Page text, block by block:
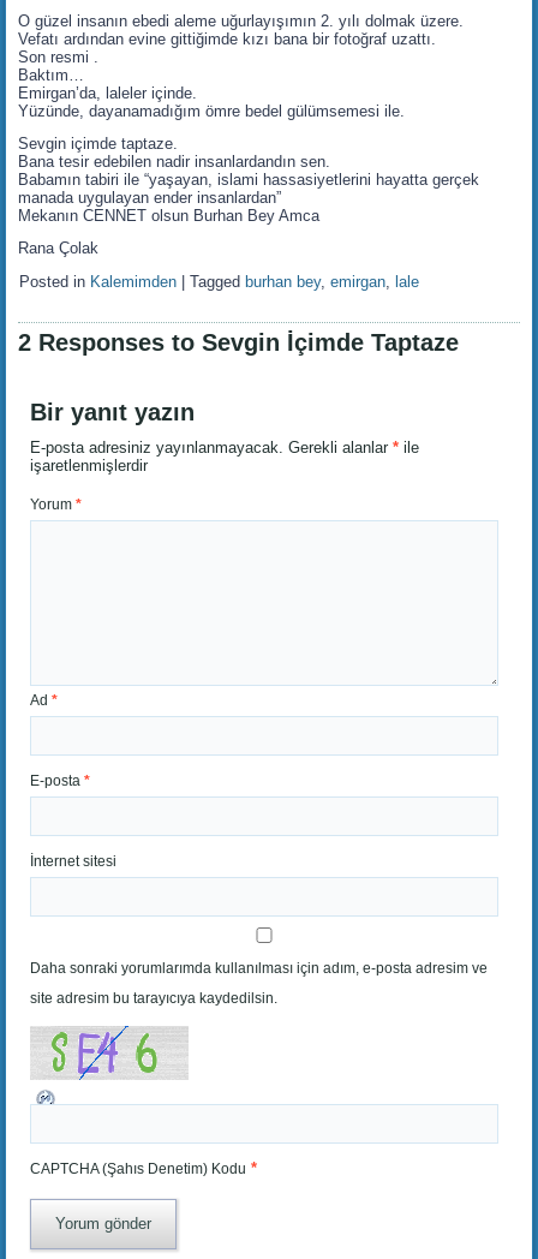
O güzel insanın ebedi aleme uğurlayışımın 2. yılı dolmak üzere.
Vefatı ardından evine gittiğimde kızı bana bir fotoğraf uzattı.
Son resmi .
Baktım…
Emirgan’da, laleler içinde.
Yüzünde, dayanamadığım ömre bedel gülümsemesi ile.
Sevgin içimde taptaze.
Bana tesir edebilen nadir insanlardandın sen.
Babamın tabiri ile “yaşayan, islami hassasiyetlerini hayatta gerçek
manada uygulayan ender insanlardan”
Mekanın CENNET olsun Burhan Bey Amca
Rana Çolak
Posted in Kalemimden |Tagged burhan bey,emirgan, lale
2 Responses to Sevgin İçimde Taptaze
Bir yanıt yazın
E-posta adresiniz yayınlanmayacak. Gerekli alanlar* ile
işaretlenmişlerdir
Yorum*
Ad*
E-posta*
İnternet sitesi
Daha sonraki yorumlarımda kullanılması için adım, e-posta adresim ve
site adresim bu tarayıcıya kaydedilsin.
CAPTCHA (Şahıs Denetim) Kodu *